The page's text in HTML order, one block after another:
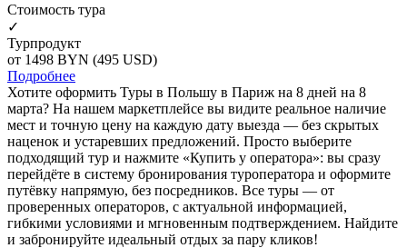
Cтоимость тура
✓
Турпродукт
от 1498 BYN (495 USD)
Подробнее
Хотите оформить Туры в Польшу в Париж на 8 дней на 8
марта? На нашем маркетплейсе вы видите реальное наличие
мест и точную цену на каждую дату выезда — без скрытых
наценок и устаревших предложений. Просто выберите
подходящий тур и нажмите «Купить у оператора»: вы сразу
перейдёте в систему бронирования туроператора и оформите
путёвку напрямую, без посредников. Все туры — от
проверенных операторов, с актуальной информацией,
гибкими условиями и мгновенным подтверждением. Найдите
и забронируйте идеальный отдых за пару кликов!